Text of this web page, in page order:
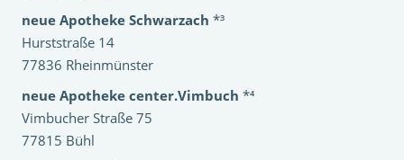
neue Apotheke Schwarzach *³
Hurststraße 14
77836 Rheinmünster
neue Apotheke center.Vimbuch *⁴
Vimbucher Straße 75
77815 Bühl